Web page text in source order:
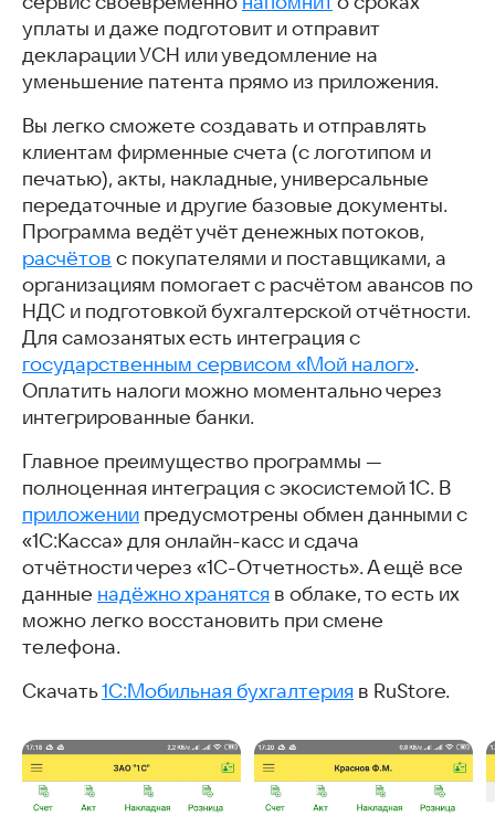
уплаты и даже подготовит и отправит
декларации УСН или уведомление на
уменьшение патента прямо из приложения.
Вы легко сможете создавать и отправлять
клиентам фирменные счета (с логотипом и
печатью), акты, накладные, универсальные
передаточные и другие базовые документы.
Программа ведёт учёт денежных потоков,
расчётов с покупателями и поставщиками, а
организациям помогает с расчётом авансов по
НДС и подготовкой бухгалтерской отчётности.
Для самозанятых есть интеграция с
государственным сервисом «Мой налог».
Оплатить налоги можно моментально через
интегрированные банки.
Главное преимущество программы —
полноценная интеграция с экосистемой 1С. В
приложении предусмотрены обмен данными с
«1С:Касса» для онлайн-касс и сдача
отчётности через «1С-Отчетность». А ещё все
данные надёжно хранятся в облаке, то есть их
можно легко восстановить при смене
телефона.
Скачать1С:Мобильная бухгалтерия в RuStore.